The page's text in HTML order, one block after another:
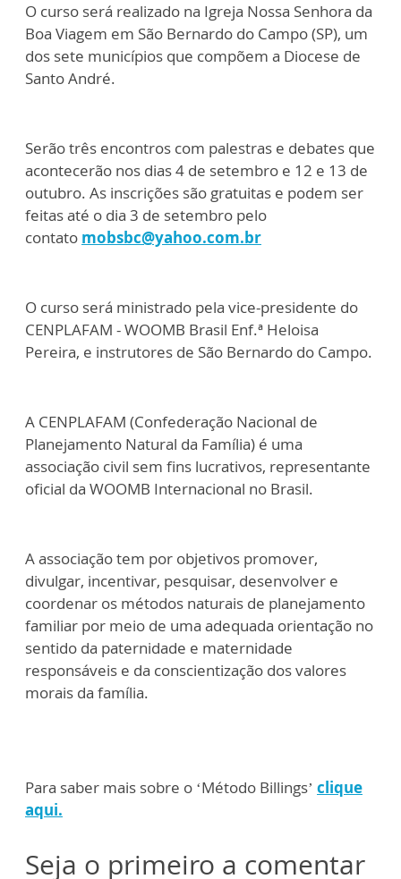
O curso será realizado na Igreja Nossa Senhora da
Boa Viagem em São Bernardo do Campo (SP), um
dos sete municípios que compõem a Diocese de
Santo André.
Serão três encontros com palestras e debates que
acontecerão nos dias 4 de setembro e 12 e 13 de
outubro. As inscrições são gratuitas e podem ser
feitas até o dia 3 de setembro pelo
contato mobsbc@yahoo.com.br
O curso será ministrado pela vice-presidente do
CENPLAFAM - WOOMB Brasil Enf.ª Heloisa
Pereira, e instrutores de São Bernardo do Campo.
A CENPLAFAM (Confederação Nacional de
Planejamento Natural da Família) é uma
associação civil sem fins lucrativos, representante
oficial da WOOMB Internacional no Brasil.
A associação tem por objetivos promover,
divulgar, incentivar, pesquisar, desenvolver e
coordenar os métodos naturais de planejamento
familiar por meio de uma adequada orientação no
sentido da paternidade e maternidade
responsáveis e da conscientização dos valores
morais da família.
Para saber mais sobre o ‘Método Billings’ clique
aqui.
Seja o primeiro a comentar